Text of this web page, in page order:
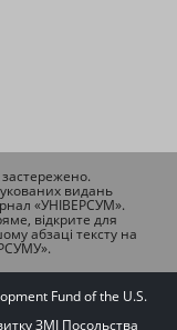
видань
«УНІВЕРСУМ».
відкрите для
абзаці тексту на
Fund of the U.S.
ЗМІ Посольства